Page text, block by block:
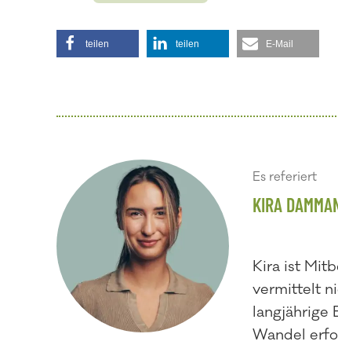
teilen teilen E-Mail
Es referiert
KIRA
Kira ist
vermittelt
langjährige
Wandel